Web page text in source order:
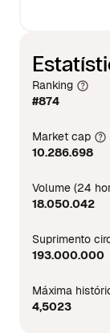
Ranking
#874
Market cap
10.286.698
Volume (24
18.050.042
Suprimento
193.000.000
Máxima
4,5023